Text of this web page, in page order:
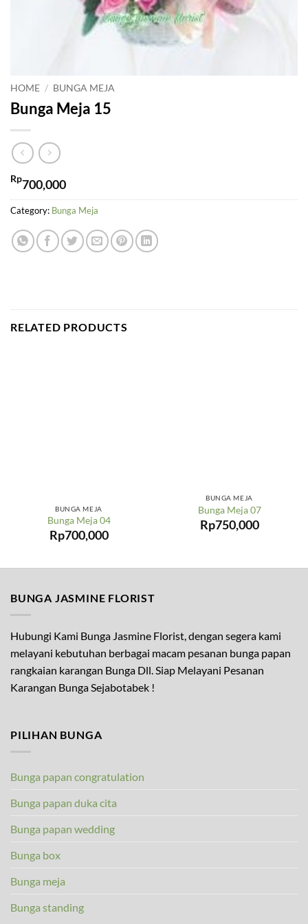
HOME / BUNGA MEJA
Bunga Meja 15
Rp700,000
Category: Bunga Meja
RELATED PRODUCTS
BUNGA MEJA
Bunga Meja 04
Rp700,000
BUNGA MEJA
Bunga Meja 07
Rp750,000
BUNGA JASMINE FLORIST
Hubungi Kami Bunga Jasmine Florist, dengan segera kami
melayani kebutuhan berbagai macam pesanan bunga papan
rangkaian karangan Bunga Dll. Siap Melayani Pesanan
Karangan Bunga Sejabotabek !
PILIHAN BUNGA
Bunga papan congratulation
Bunga papan duka cita
Bunga papan wedding
Bunga box
Bunga meja
Bunga standing